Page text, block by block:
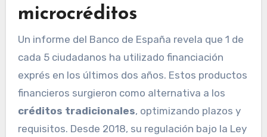
microcréditos
Un informe del Banco de España revela que 1 de
cada 5 ciudadanos ha utilizado financiación
exprés en los últimos dos años. Estos productos
financieros surgieron como alternativa a los
créditos tradicionales, optimizando plazos y
requisitos. Desde 2018, su regulación bajo la Ley